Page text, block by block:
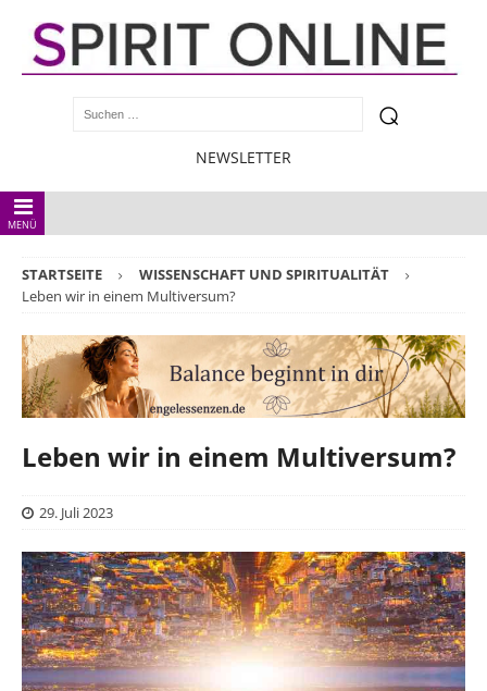
NEWSLETTER
MENÜ
STARTSEITE
WISSENSCHAFT UND SPIRITUALITÄT
Leben wir in einem Multiversum?
Leben wir in einem Multiversum?
29. Juli 2023